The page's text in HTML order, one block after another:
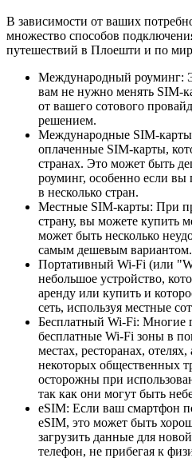
В зависимости от ваших
множество способов
путешествий в Плоешти и по
Международный роуминг:
вам не нужно менять SIM-
от вашего сотового
решением.
Международные SIM-
оплаченные SIM-карты,
странах. Это может быть
роуминг, особенно если вы
в несколько стран.
Местные SIM-карты: При
страну, вы можете купить
может быть несколько
самым дешевым вариантом.
Портативный Wi-Fi (или
небольшое устройство,
аренду или купить и
сеть, используя местные
Бесплатный Wi-Fi: Многие
бесплатные Wi-Fi зоны в
местах, ресторанах,
некоторых общественных
осторожны при
так как они могут быть
eSIM: Если ваш смартфон
eSIM, это может быть
загрузить данные для
телефон, не прибегая к